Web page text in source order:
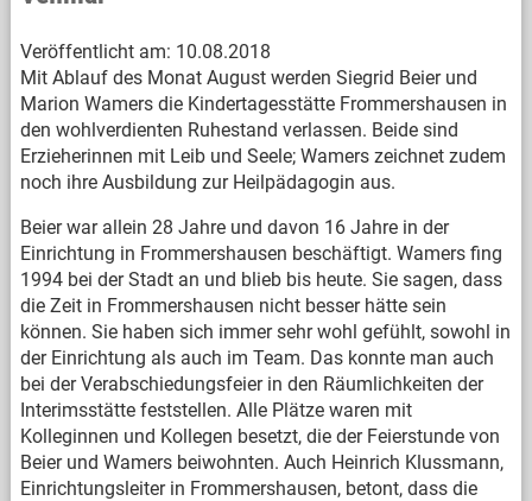
Veröffentlicht am: 10.08.2018
Mit Ablauf des Monat August werden Siegrid Beier und
Marion Wamers die Kindertagesstätte Frommershausen in
den wohlverdienten Ruhestand verlassen. Beide sind
Erzieherinnen mit Leib und Seele; Wamers zeichnet zudem
noch ihre Ausbildung zur Heilpädagogin aus.
Beier war allein 28 Jahre und davon 16 Jahre in der
Einrichtung in Frommershausen beschäftigt. Wamers fing
1994 bei der Stadt an und blieb bis heute. Sie sagen, dass
die Zeit in Frommershausen nicht besser hätte sein
können. Sie haben sich immer sehr wohl gefühlt, sowohl in
der Einrichtung als auch im Team. Das konnte man auch
bei der Verabschiedungsfeier in den Räumlichkeiten der
Interimsstätte feststellen. Alle Plätze waren mit
Kolleginnen und Kollegen besetzt, die der Feierstunde von
Beier und Wamers beiwohnten. Auch Heinrich Klussmann,
Einrichtungsleiter in Frommershausen, betont, dass die